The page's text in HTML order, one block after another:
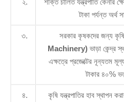
টাকা পর্যন্ত অর্থ
৩. সরকার কৃষকদের জন্য কৃষি
Machinery)ভাড়া কেন্দ্র
এক্ষত্রে প্রজেক্টের নূন্যতম
টাকার ৪০%
৪.
কৃষি যন্ত্রপাতির হাব স্থাপন